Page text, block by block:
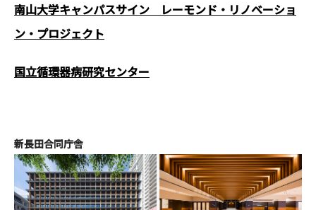
コンプライアンスポリシー
南山大学キャンパスサイン レーモンド・リノベーショ
ン・プロジェクト
国立循環器病研究センター
新長田合同庁舎